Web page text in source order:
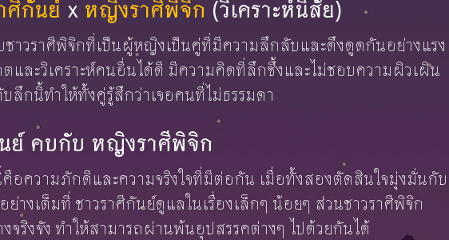
ศีกันย์ x หญิงราศีพิจิก (วิเคราะห์นิสัย)
ชาวราศีพิจิกที่เป็นผู้หญิงเป็นคู่ที่มีความลึกลับและดึงดูดกันอย่างแรง
และวิเคราะห์คนอื่นได้ดี มีความคิดที่ลึกซึ้งและไม่ชอบความผิวเผิน
บลึกนี้ทำให้ทั้งคู่รู้สึกว่าเจอคนที่ไม่ธรรมดา
ย์ คบกับ หญิงราศีพิจิก
อความภักดีและความจริงใจที่มีต่อกัน เมื่อทั้งสองตัดสินใจมุ่งมั่นกับ
างเต็มที่ ชาวราศีกันย์ดูแลในเรื่องเล็กๆ น้อยๆ ส่วนชาวราศีพิจิก
จริงจัง ทำให้สามารถผ่านพ้นอุปสรรคต่างๆ ไปด้วยกันได้